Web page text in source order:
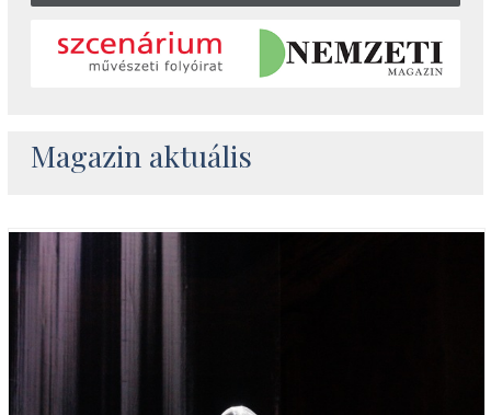
Magazin aktuális